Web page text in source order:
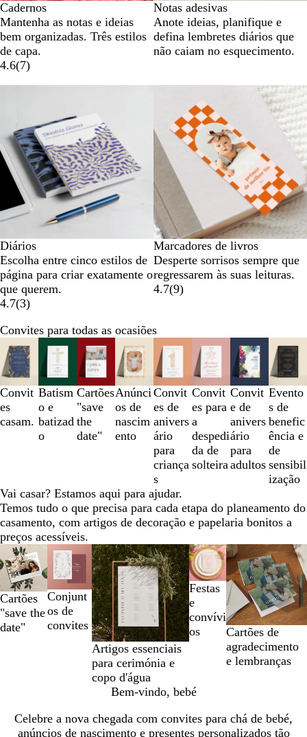
Cadernos
Mantenha as notas e ideias
bem organizadas. Três estilos
de capa.
4.6(7)
Notas adesivas
Anote ideias, planifique e
defina lembretes diários que
não caiam no esquecimento.
Diários
Escolha entre cinco estilos de
página para criar exatamente o
que querem.
4.7(3)
Marcadores de livros
Desperte sorrisos sempre que
regressarem às suas leituras.
4.7(9)
Convites para todas as ocasiões
Convit
es
casam.
Batism
o e
batizad
o
Cartões
"save
the
date"
Anúnci
os de
nascim
ento
Convit
es de
anivers
ário
para
criança
s
Convit
es para
a
despedi
da de
solteira
Convit
e de
anivers
ário
para
adultos
Evento
s de
benefic
ência e
de
sensibil
ização
Diapositivos
1
a
3
Vai casar? Estamos aqui para ajudar.
Temos tudo o que precisa para cada etapa do planeamento do
casamento, com artigos de decoração e papelaria bonitos a
preços acessíveis.
Cartões
"save the
date"
Conjunt
os de
convites
Artigos essenciais
para cerimónia e
copo d'água
Festas
e
convívi
os
Cartões de
agradecimento
e lembranças
Diapositivos
1
2
de
5
Bem-vindo, bebé
Celebre a nova chegada com convites para chá de bebé,
anúncios de nascimento e presentes personalizados tão